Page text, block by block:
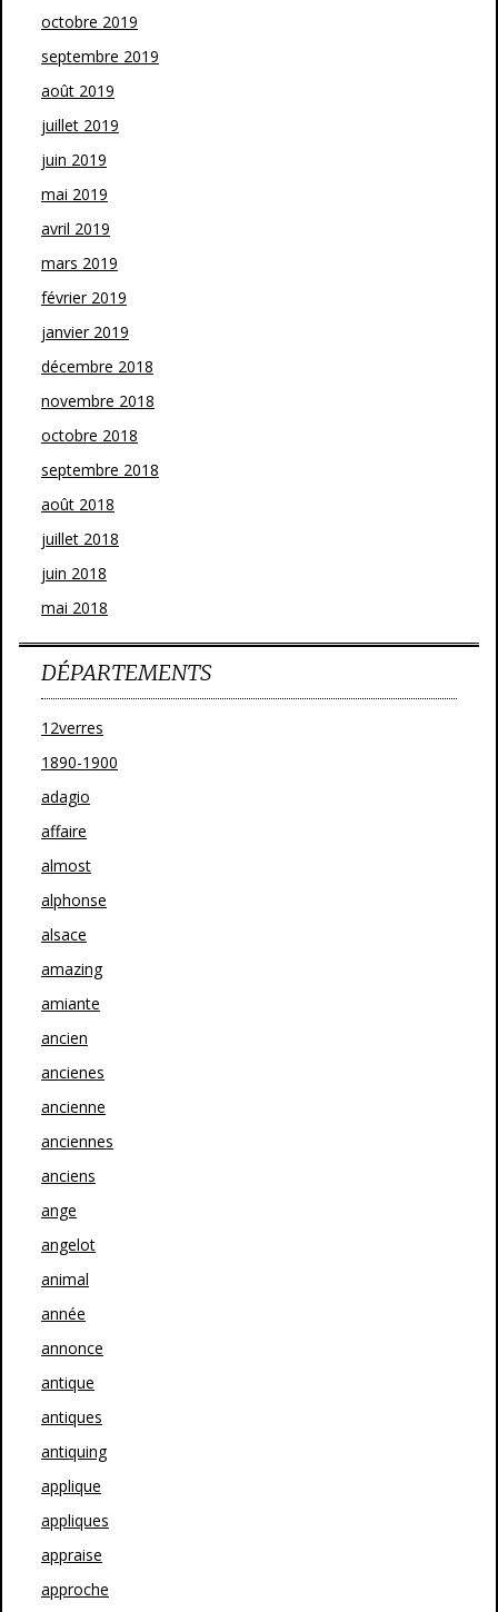
octobre 2019
septembre 2019
août 2019
juillet 2019
juin 2019
mai 2019
avril 2019
mars 2019
février 2019
janvier 2019
décembre 2018
novembre 2018
octobre 2018
septembre 2018
août 2018
juillet 2018
juin 2018
mai 2018
DÉPARTEMENTS
12verres
1890-1900
adagio
affaire
almost
alphonse
alsace
amazing
amiante
ancien
ancienes
ancienne
anciennes
anciens
ange
angelot
animal
année
annonce
antique
antiques
antiquing
applique
appliques
appraise
approche